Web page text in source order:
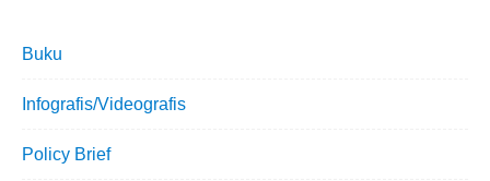
Buku
Infografis/Videografis
Policy Brief